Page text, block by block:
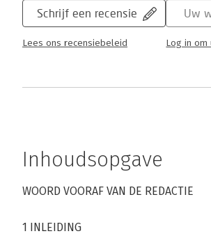
Schrijf een recensie
Lees ons recensiebeleid
Uw
Log in
Inhoudsopgave
WOORD VOORAF VAN DE REDACTIE
1 INLEIDING